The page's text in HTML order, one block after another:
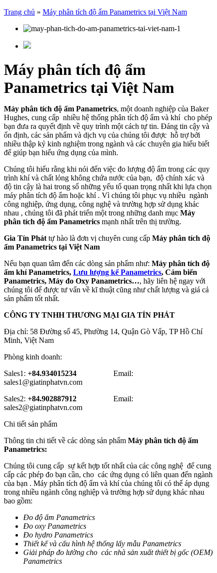
Trang chủ » Máy phân tích độ ẩm Panametrics tại Việt Nam
Máy phân tích độ ẩm
Panametrics tại Việt Nam
Máy phân tích độ ẩm Panametrics, một doanh nghiệp của Baker
Hughes, cung cấp nhiều hệ thống phân tích độ ẩm và khí cho phép
bạn đưa ra quyết định về quy trình một cách tự tin. Đáng tin cậy và
ổn định, các sản phẩm và dịch vụ của chúng tôi được hỗ trợ bởi
nhiều thập kỷ kinh nghiệm trong ngành và các chuyên gia hiểu biết
để giúp bạn hiểu ứng dụng của mình.
Chúng tôi hiểu rằng khi nói đến việc đo lượng độ ẩm trong các quy
trình khí và chất lỏng không chứa nước của bạn, độ chính xác và
độ tin cậy là hai trong số những yếu tố quan trọng nhất khi lựa chọn
máy phân tích độ ẩm hoặc khí . Vì chúng tôi phục vụ nhiều ngành
công nghiệp, ứng dụng, công nghệ và trường hợp sử dụng khác
nhau , chúng tôi đã phát triển một trong những danh mục Máy
phân tích độ ẩm Panametrics mạnh nhất trên thị trường.
Gia Tín Phát tự hào là đơn vị chuyên cung cấp Máy phân tích độ
ẩm Panametrics tại Việt Nam
Nếu bạn quan tâm đến các dòng sản phẩm như: Máy phân tích độ
ẩm khí Panametrics, Lưu lượng kế Panametrics, Cảm biến
Panametrics, Máy đo Oxy Panametrics…, hãy liên hệ ngay với
chúng tôi để được tư vấn về kĩ thuật cũng như chất lượng và giá cả
sản phẩm tốt nhất.
CÔNG TY TNHH THƯƠNG MẠI GIA TÍN PHÁT
Địa chỉ: 58 Đường số 45, Phường 14, Quận Gò Vấp, TP Hồ Chí
Minh, Việt Nam
Phòng kinh doanh:
Sales1: +84.934015234 Email:
sales1@giatinphatvn.com
Sales2: +84.902887912 Email:
sales2@giatinphatvn.com
Chi tiết sản phẩm
Thông tin chi tiết về các dòng sản phẩm Máy phân tích độ ẩm
Panametrics:
Chúng tôi cung cấp sự kết hợp tốt nhất của các công nghệ để cung
cấp các phép đo bạn cần, cho các ứng dụng có liên quan đến ngành
của bạn . Máy phân tích độ ẩm và khí của chúng tôi có thể áp dụng
trong nhiều ngành công nghiệp và trường hợp sử dụng khác nhau
bao gồm:
Đo độ ẩm Panametrics
Đo oxy Panametrics
Đo hydro Panametrics
Thiết kế và cấu hình hệ thống lấy mẫu Panametrics
Giải pháp đo lường cho các nhà sản xuất thiết bị gốc (OEM)
Panametrics